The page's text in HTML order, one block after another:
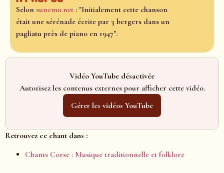
Selon sunemu.net : "Initialement cette chanson
était une sérénade écrite par 3 bergers dans un
pagliatu près de piano en 1947".
Vidéo YouTube désactivée
Autorisez les contenus externes pour afficher cette vidéo.
Gérer les vidéos YouTube
Retrouvez ce chant dans :
Chants Corse : Musique traditionnelle et folklore